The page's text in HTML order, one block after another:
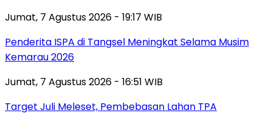
Jumat, 7 Agustus 2026 - 19:17 WIB
Penderita ISPA di Tangsel Meningkat Selama Musim
Kemarau 2026
Jumat, 7 Agustus 2026 - 16:51 WIB
Target Juli Meleset, Pembebasan Lahan TPA